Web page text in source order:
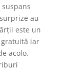
au
este un
gratuită iar
acolo.